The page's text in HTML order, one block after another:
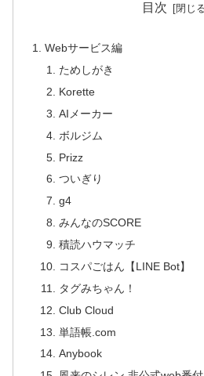
目次
Webサービス編
ためしがき
Korette
AIメーカー
ボルジム
Prizz
ついぎり
g4
みんなのSCORE
積読ハウマッチ
コスパごはん【LINE Bot】
タグみちゃん！
Club Cloud
単語帳.com
Anybook